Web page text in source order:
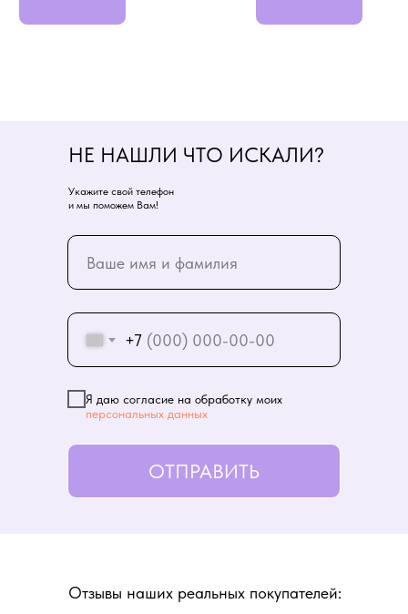
+7
Я даю согласие на обработку моих
персональных данных
ОТПРАВИТЬ
НЕ НАШЛИ ЧТО ИСКАЛИ?
Укажите свой телефон
и мы поможем Вам!
Отзывы наших реальных покупателей: